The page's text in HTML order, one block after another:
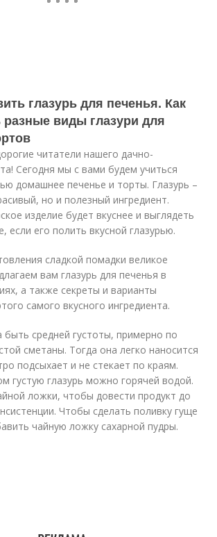
глазурь для печенья. Как
разные виды глазури для
читатели нашего дачно-
Сегодня мы с вами будем учиться
домашнее печенье и торты. Глазурь –
но и полезный ингредиент.
изделие будет вкуснее и выглядеть
если его полить вкусной глазурью.
сладкой помадки великое
вам глазурь для печенья в
а также секреты и варианты
самого вкусного ингредиента.
средней густоты, примерно по
сметаны. Тогда она легко наносится
подсыхает и не стекает по краям.
густую глазурь можно горячей водой.
ложки, чтобы довести продукт до
Чтобы сделать поливку гуще
чайную ложку сахарной пудры.